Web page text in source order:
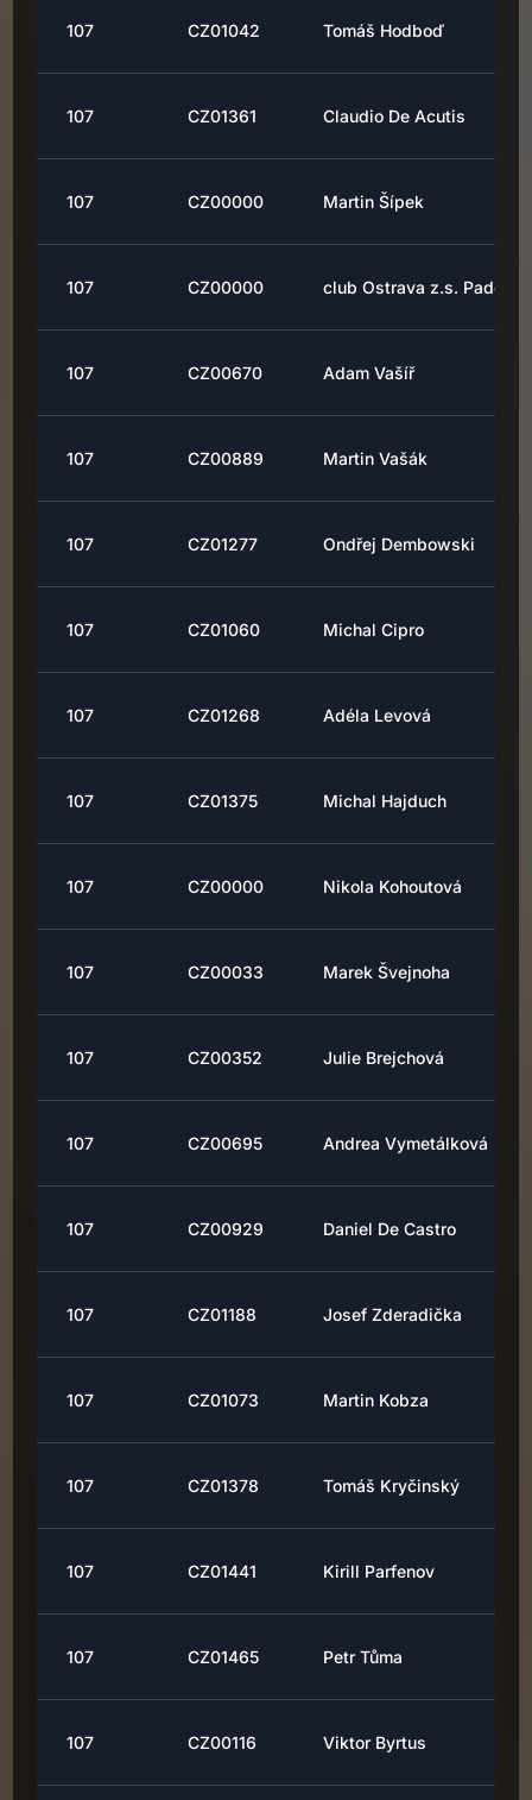
107 CZ01042 Tomáš Hodboď
107 CZ01361 Claudio De Acutis
107 CZ00000 Martin Šípek
107 CZ00000 club Ostrava z.s. Padel
107 CZ00670 Adam Vašíř
107 CZ00889 Martin Vašák
107 CZ01277 Ondřej Dembowski
107 CZ01060 Michal Cipro
107 CZ01268 Adéla Levová
107 CZ01375 Michal Hajduch
107 CZ00000 Nikola Kohoutová
107 CZ00033 Marek Švejnoha
107 CZ00352 Julie Brejchová
107 CZ00695 Andrea Vymetálková
107 CZ00929 Daniel De Castro
107 CZ01188 Josef Zderadička
107 CZ01073 Martin Kobza
107 CZ01378 Tomáš Kryčinský
107 CZ01441 Kirill Parfenov
107 CZ01465 Petr Tůma
107 CZ00116 Viktor Byrtus